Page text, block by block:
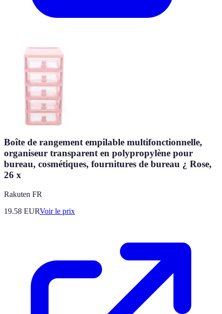
Boîte de rangement empilable multifonctionnelle,
organiseur transparent en polypropylène pour
bureau, cosmétiques, fournitures de bureau ¿ Rose,
26 x
Rakuten FR
19.58 EURVoir le prix